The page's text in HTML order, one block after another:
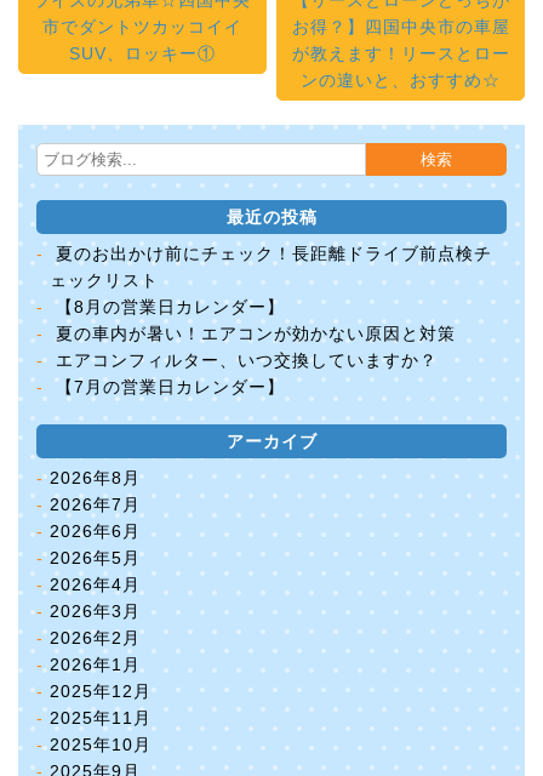
市でダントツカッコイイ
SUV、ロッキー①
お得？】四国中央市の車屋
が教えます！リースとロー
ンの違いと、おすすめ☆
最近の投稿
夏のお出かけ前にチェック！長距離ドライブ前点検チ
ェックリスト
【8月の営業日カレンダー】
夏の車内が暑い！エアコンが効かない原因と対策
エアコンフィルター、いつ交換していますか？
【7月の営業日カレンダー】
アーカイブ
2026年8月
2026年7月
2026年6月
2026年5月
2026年4月
2026年3月
2026年2月
2026年1月
2025年12月
2025年11月
2025年10月
2025年9月